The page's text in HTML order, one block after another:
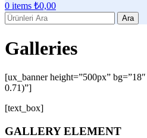
0 items ₺0,00
Ara
Galleries
[ux_banner height=”500px”
0.71)”]
[text_box]
GALLERY ELEMENT